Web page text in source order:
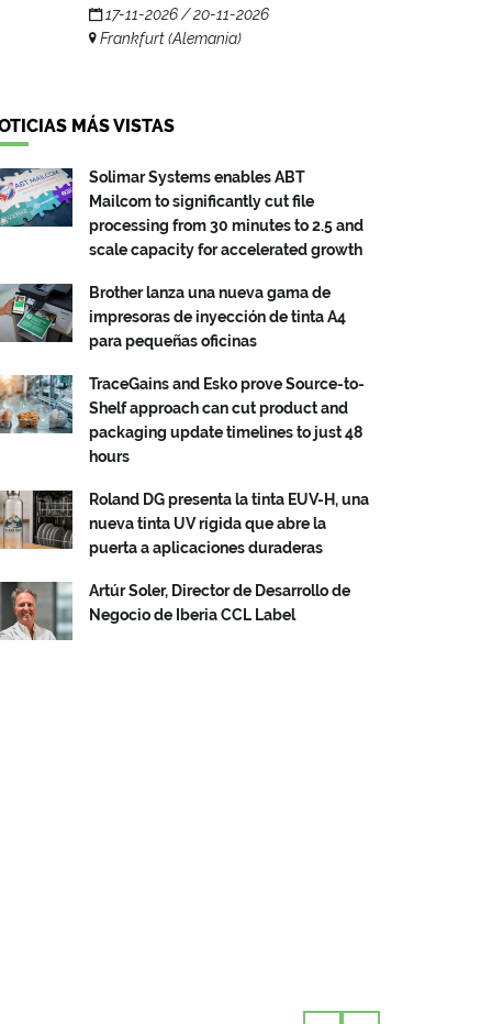
17-11-2026 / 20-11-2026
Frankfurt (Alemania)
MÁS VISTAS
Solimar Systems enables ABT
Mailcom to significantly cut file
processing from 30 minutes to 2.5 and
scale capacity for accelerated growth
Brother lanza una nueva gama de
impresoras de inyección de tinta A4
para pequeñas oficinas
TraceGains and Esko prove Source-to-
Shelf approach can cut product and
packaging update timelines to just 48
hours
Roland DG presenta la tinta EUV-H, una
nueva tinta UV rígida que abre la
puerta a aplicaciones duraderas
Artúr Soler, Director de Desarrollo de
Negocio de Iberia CCL Label